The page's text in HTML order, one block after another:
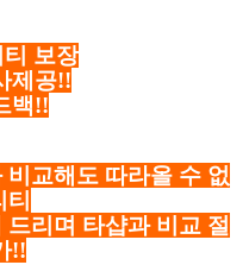
보장
제공!!
백!!
교해도 따라올 수 없
리며 타샵과 비교 절
!!